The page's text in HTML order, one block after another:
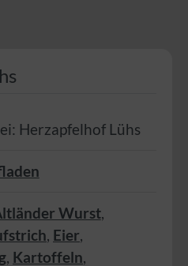
Herzapfelhof Lühs
Wurst,
, Eier,
, Kartoffeln,